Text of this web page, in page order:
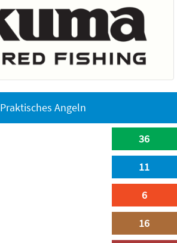
Praktisches Angeln
36
11
6
16